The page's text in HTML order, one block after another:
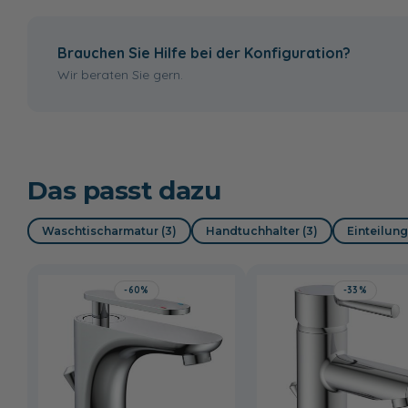
86,00 €
Brauchen Sie Hilfe bei der Konfiguration?
Wir beraten Sie gern.
Das passt dazu
Waschtischarmatur (3) Handtuchhalter (3)
-60% -33%